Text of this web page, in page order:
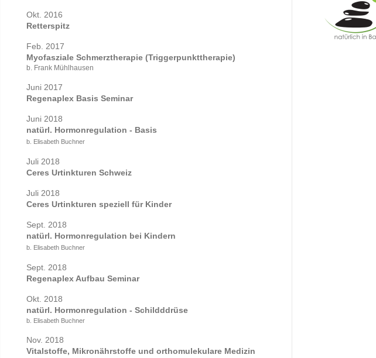
Okt. 2016
Retterspitz
Feb. 2017
Myofasziale Schmerztherapie (Triggerpunkttherapie)
b. Frank Mühlhausen
Juni 2017
Regenaplex Basis Seminar
Juni 2018
natürl. Hormonregulation - Basis
b. Elisabeth Buchner
Juli 2018
Ceres Urtinkturen Schweiz
Juli 2018
Ceres Urtinkturen speziell für Kinder
Sept. 2018
natürl. Hormonregulation bei Kindern
b. Elisabeth Buchner
Sept. 2018
Regenaplex Aufbau Seminar
Okt. 2018
natürl. Hormonregulation - Schildddrüse
b. Elisabeth Buchner
Nov. 2018
Vitalstoffe, Mikronährstoffe und orthomulekulare Medizin